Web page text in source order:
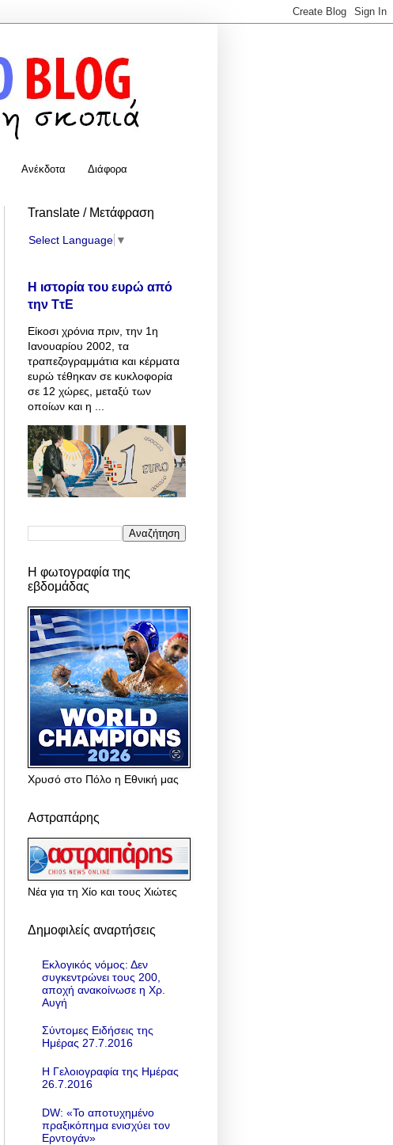
Ανέκδοτα Διάφορα
Translate / Μετάφραση
Select Language ▼
Η ιστορία του ευρώ από
την ΤτΕ
Είκοσι χρόνια πριν, την 1η
Ιανουαρίου 2002, τα
τραπεζογραμμάτια και κέρματα
ευρώ τέθηκαν σε κυκλοφορία
σε 12 χώρες, μεταξύ των
οποίων και η ...
Η φωτογραφία της
εβδομάδας
Χρυσό στο Πόλο η Εθνική μας
Αστραπάρης
Νέα για τη Χίο και τους Χιώτες
Δημοφιλείς αναρτήσεις
Εκλογικός νόμος: Δεν
συγκεντρώνει τους 200,
αποχή ανακοίνωσε η Χρ.
Αυγή
Σύντομες Ειδήσεις της
Ημέρας 27.7.2016
Η Γελοιογραφία της Ημέρας
26.7.2016
DW: «To αποτυχημένο
πραξικόπημα ενισχύει τον
Ερντογάν»